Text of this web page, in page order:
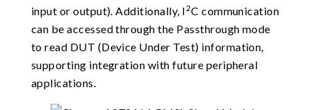
input or output). Additionally, I2C communication
can be accessed through the Passthrough mode
to read DUT (Device Under Test) information,
supporting integration with future peripheral
applications.